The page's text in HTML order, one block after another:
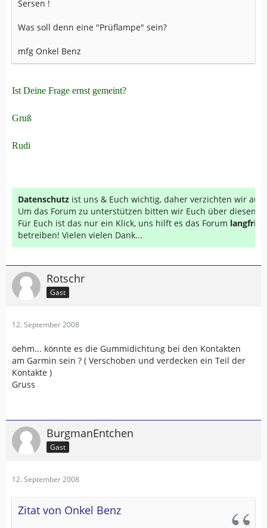
Sersen !
Was soll denn eine "Prüflampe" sein?
mfg Onkel Benz
Ist Deine Frage ernst gemeint?
Gruß
Rudi
Datenschutz ist uns & Euch wichtig, daher verzichten wir auf
Um das Forum zu unterstützen bitten wir Euch über diesen
Für Euch ist das nur ein Klick, uns hilft es das Forum
betreiben! Vielen vielen Dank...
Rotschr
Gast
12. September 2008
öehm... könnte es die Gummidichtung bei den Kontakten
am Garmin sein ? ( Verschoben und verdecken ein Teil der
Kontakte )
Gruss
BurgmanEntchen
Gast
12. September 2008
Zitat von Onkel Benz